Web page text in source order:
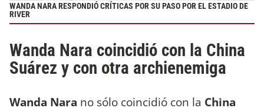
WANDA NARA RESPONDIÓ CRÍTICAS POR SU PASO POR EL ESTADIO DE
RIVER
Wanda Nara coincidió con la China
Suárez y con otra archienemiga
Wanda Nara no sólo coincidió con la China